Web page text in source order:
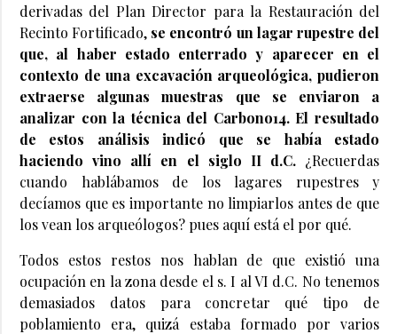
derivadas del Plan Director para la Restauración del
Recinto Fortificado, se encontró un lagar rupestre del
que, al haber estado enterrado y aparecer en el
contexto de una excavación arqueológica, pudieron
extraerse algunas muestras que se enviaron a
analizar con la técnica del Carbono14. El resultado
de estos análisis indicó que se había estado
haciendo vino allí en el siglo II d.C.¿Recuerdas
cuando hablábamos de los lagares rupestres y
decíamos que es importante no limpiarlos antes de que
los vean los arqueólogos? pues aquí está el por qué.
Todos estos restos nos hablan de que existió una
ocupación en la zona desde el s. I al VI d.C. No tenemos
demasiados datos para concretar qué tipo de
poblamiento era, quizá estaba formado por varios